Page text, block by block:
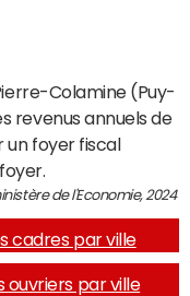
Colamine (Puy-
revenus annuels de
un foyer fiscal
de l'Economie, 2024
cadres par ville
ouvriers par ville